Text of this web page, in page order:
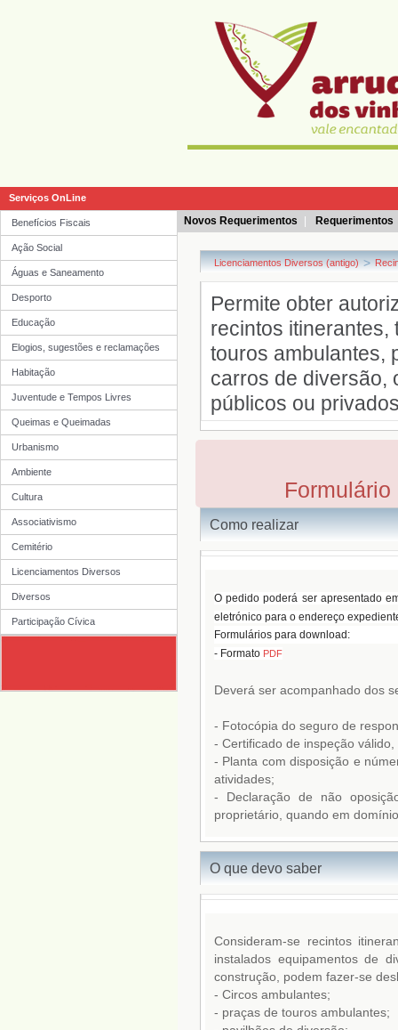
Serviços OnLine
Benefícios Fiscais
Ação Social
Águas e Saneamento
Desporto
Educação
Elogios, sugestões e reclamações
Habitação
Juventude e Tempos Livres
Queimas e Queimadas
Urbanismo
Ambiente
Cultura
Associativismo
Cemitério
Licenciamentos Diversos
Diversos
Participação Cívica
Novos Requerimentos Requerimentos